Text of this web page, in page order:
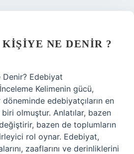
NE DENIR ?
Edebiyat
Kelimenin gücü,
edebiyatçıların en
olmuştur. Anlatılar, bazen
bazen de toplumların
rol oynar. Edebiyat,
zaaflarını ve derinliklerini